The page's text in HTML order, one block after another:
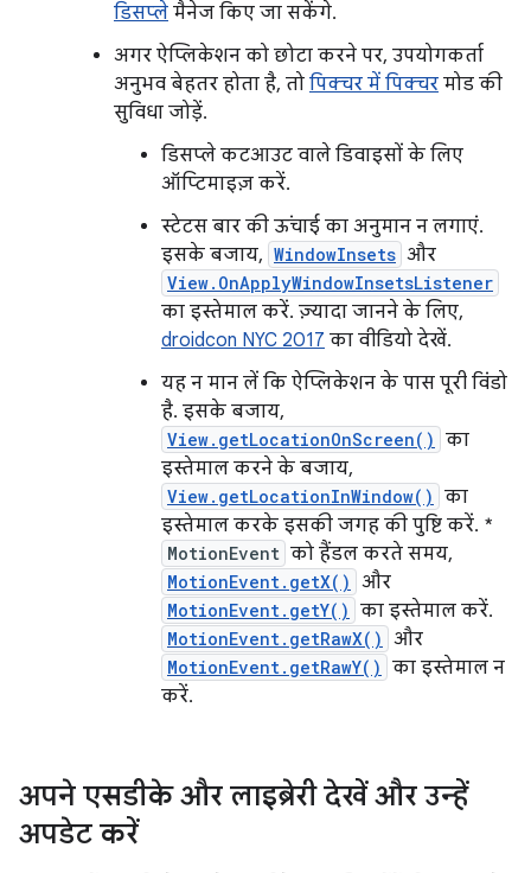
डिसप्ले मैनेज किए जा सकेंगे.
अगर ऐप्लिकेशन को छोटा करने पर, उपयोगकर्ता
अनुभव बेहतर होता है, तो पिक्चर में पिक्चर मोड की
सुविधा जोड़ें.
डिसप्ले कटआउट वाले डिवाइसों के लिए
ऑप्टिमाइज़ करें.
स्टेटस बार की ऊंचाई का अनुमान न लगाएं.
इसके बजाय, WindowInsets और
View.OnApplyWindowInsetsListener
का इस्तेमाल करें. ज़्यादा जानने के लिए,
droidcon NYC 2017 का वीडियो देखें.
यह न मान लें कि ऐप्लिकेशन के पास पूरी विंडो
है. इसके बजाय,
View.getLocationOnScreen() का
इस्तेमाल करने के बजाय,
View.getLocationInWindow() का
इस्तेमाल करके इसकी जगह की पुष्टि करें. *
MotionEvent को हैंडल करते समय,
MotionEvent.getX() और
MotionEvent.getY() का इस्तेमाल करें.
MotionEvent.getRawX() और
MotionEvent.getRawY() का इस्तेमाल न
करें.
अपने एसडीके और लाइब्रेरी देखें और उन्हें
अपडेट करें